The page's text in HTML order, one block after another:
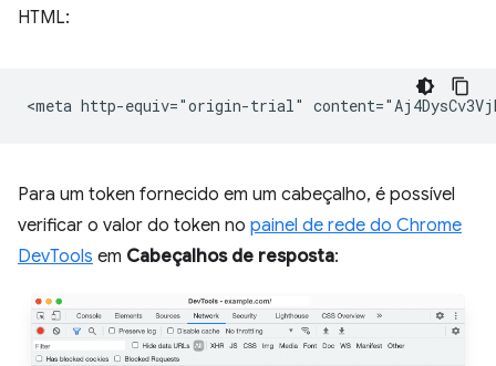
HTML:
Para um token fornecido em um cabeçalho, é possível
verificar o valor do token no painel de rede do Chrome
DevTools em Cabeçalhos de resposta: